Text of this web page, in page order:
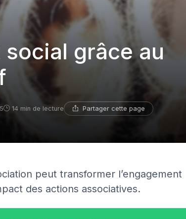
grâce au
14 min de lecture Partager cette page
peut transformer l’engagement
des actions associatives.